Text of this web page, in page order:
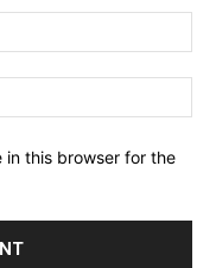
in this browser for the